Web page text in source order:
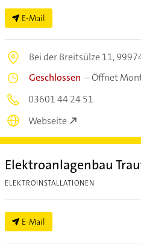
E-Mail
Bei der Breitsülze 11,
Geschlossen –Öffnet
03601 44 24 51
Webseite
Elektroanlagenbau
ELEKTROINSTALLATIONEN
E-Mail